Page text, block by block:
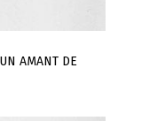
AMANT DE